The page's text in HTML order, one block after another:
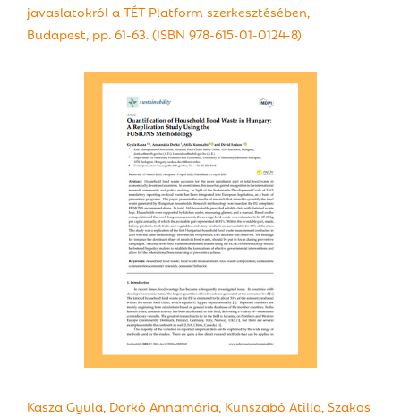
javaslatokról a TÉT Platform szerkesztésében,
Budapest, pp. 61-63. (ISBN 978-615-01-0124-8)
Kasza Gyula, Dorkó Annamária, Kunszabó Atilla, Szakos